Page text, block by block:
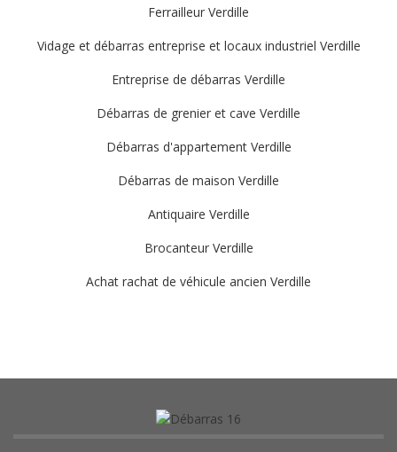
Ferrailleur Verdille
Vidage et débarras entreprise et locaux industriel Verdille
Entreprise de débarras Verdille
Débarras de grenier et cave Verdille
Débarras d'appartement Verdille
Débarras de maison Verdille
Antiquaire Verdille
Brocanteur Verdille
Achat rachat de véhicule ancien Verdille